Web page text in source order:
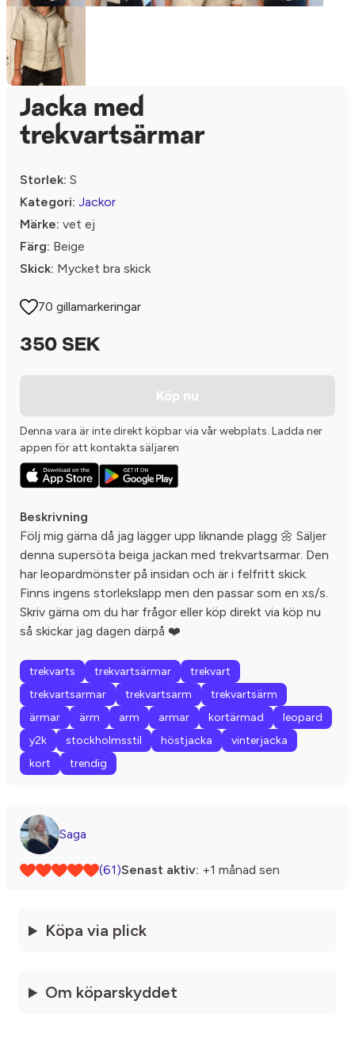
Jacka med
trekvartsärmar
Storlek: S
Kategori: Jackor
Märke: vet ej
Färg: Beige
Skick: Mycket bra skick
70 gillamarkeringar
350 SEK
Köp nu
Denna vara är inte direkt köpbar via vår webplats. Ladda ner
appen för att kontakta säljaren
Beskrivning
Följ mig gärna då jag lägger upp liknande plagg 🌼 Säljer
denna supersöta beiga jackan med trekvartsarmar. Den
har leopardmönster på insidan och är i felfritt skick.
Finns ingens storlekslapp men den passar som en xs/s.
Skriv gärna om du har frågor eller köp direkt via köp nu
så skickar jag dagen därpå ❤️
trekvarts trekvartsärmar
trekvart
trekvartsarmar
trekvartsarm
trekvartsärm
ärmar
ärm arm armar kortärmad
leopard
y2k
stockholmsstil höstjacka
vinterjacka
kort
trendig
Saga
(61)Senast aktiv: +1 månad sen
Köpa via plick
Om köparskyddet